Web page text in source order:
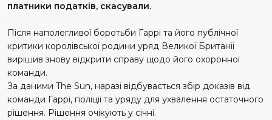
платники податків, скасували.
Після наполегливої боротьби Гаррі та його публічної
критики королівської родини уряд Великої Британії
вирішив знову відкрити справу щодо його охоронної
команди.
За даними The Sun, наразі відбувається збір доказів від
команди Гаррі, поліції та уряду для ухвалення остаточного
рішення. Рішення очікують у січні.